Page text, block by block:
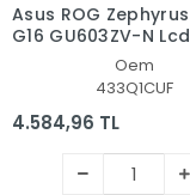
Asus ROG Zephyrus
G16 GU603ZV-N Lcd
Led Ekran - Panel
Oem
433Q1CUF
4.584,96 TL